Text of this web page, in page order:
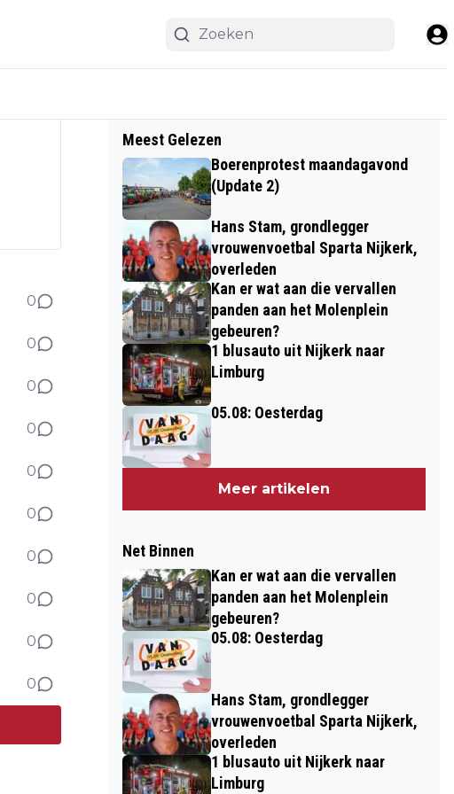
0
0
0
0
0
0
0
0
0
0
Meest Gelezen
Boerenprotest maandagavond
(Update 2)
Hans Stam, grondlegger
vrouwenvoetbal Sparta Nijkerk,
overleden
Kan er wat aan die vervallen
panden aan het Molenplein
gebeuren?
1 blusauto uit Nijkerk naar
Limburg
05.08: Oesterdag
Meer artikelen
Net Binnen
Kan er wat aan die vervallen
panden aan het Molenplein
gebeuren?
05.08: Oesterdag
Hans Stam, grondlegger
vrouwenvoetbal Sparta Nijkerk,
overleden
1 blusauto uit Nijkerk naar
Limburg